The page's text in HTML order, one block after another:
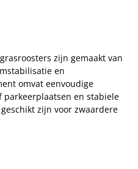
zijn gemaakt van
en
omvat eenvoudige
parkeerplaatsen en stabiele
zijn voor zwaardere